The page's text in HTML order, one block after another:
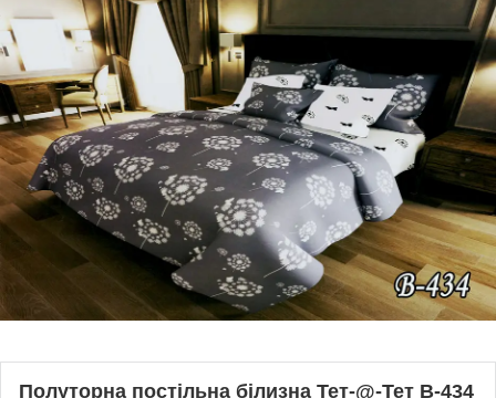
Полуторна постільна білизна Тет-@-Тет В-434